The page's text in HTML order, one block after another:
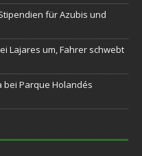
für Azubis und
Lajares um, Fahrer schwebt
Parque Holandés